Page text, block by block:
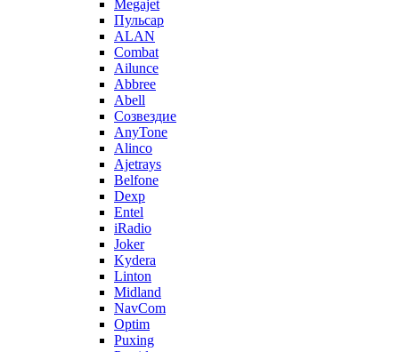
Megajet
Пульсар
ALAN
Combat
Ailunce
Abbree
Abell
Созвездие
AnyTone
Alinco
Ajetrays
Belfone
Dexp
Entel
iRadio
Joker
Kydera
Linton
Midland
NavCom
Optim
Puxing